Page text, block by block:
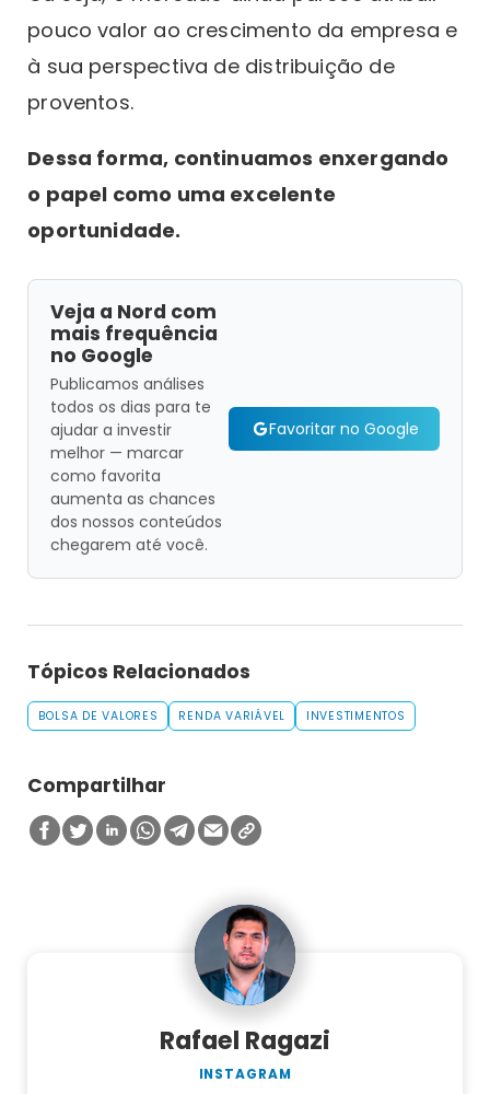
pouco valor ao crescimento da empresa e
à sua perspectiva de distribuição de
proventos.
Dessa forma, continuamos enxergando
o papel como uma excelente
oportunidade.
Veja a Nord com
mais frequência
no Google
Publicamos análises
todos os dias para te
ajudar a investir
melhor — marcar
como favorita
aumenta as chances
dos nossos conteúdos
chegarem até você.
Favoritar no Google
Tópicos Relacionados
BOLSA DE VALORES RENDA VARIÁVEL INVESTIMENTOS
Compartilhar
Rafael Ragazi
INSTAGRAM